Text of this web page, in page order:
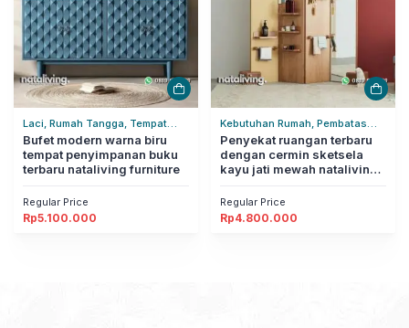
Laci, Rumah Tangga, Tempat
Penyimpanan
Bufet modern warna biru
tempat penyimpanan buku
terbaru nataliving furniture
Regular Price
Rp5.100.000
Kebutuhan Rumah, Pembatas
Ruangan, Rumah Tangga
Penyekat ruangan terbaru
dengan cermin sketsela
kayu jati mewah nataliving
Regular Price
Rp4.800.000